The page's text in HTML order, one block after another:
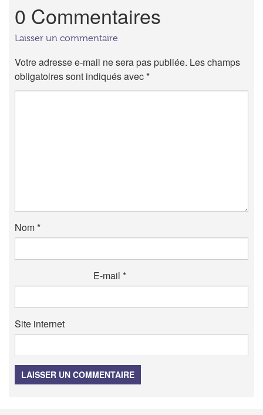
0 Commentaires
Laisser un commentaire
Votre adresse e-mail ne sera pas publiée. Les champs
obligatoires sont indiqués avec*
Nom*
E-mail *
Site internet
LAISSER UN COMMENTAIRE